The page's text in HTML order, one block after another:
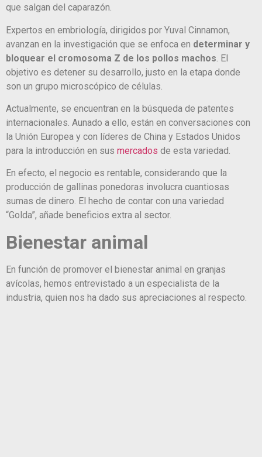
que salgan del caparazón.
Expertos en embriología, dirigidos por Yuval Cinnamon,
avanzan en la investigación que se enfoca en determinar y
bloquear el cromosoma Z de los pollos machos . El
objetivo es detener su desarrollo, justo en la etapa donde
son un grupo microscópico de células.
Actualmente, se encuentran en la búsqueda de patentes
internacionales. Aunado a ello, están en conversaciones con
la Unión Europea y con líderes de China y Estados Unidos
para la introducción en sus mercados de esta variedad.
En efecto, el negocio es rentable, considerando que la
producción de gallinas ponedoras involucra cuantiosas
sumas de dinero. El hecho de contar con una variedad
“Golda”, añade beneficios extra al sector.
Bienestar animal
En función de promover el bienestar animal en granjas
avícolas, hemos entrevistado a un especialista de la
industria, quien nos ha dado sus apreciaciones al respecto.